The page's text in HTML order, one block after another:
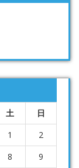
土
日
1
2
8
9